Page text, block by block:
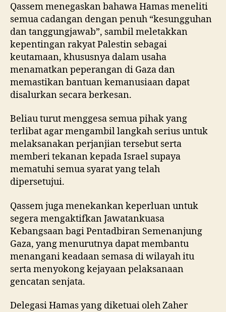
Qassem menegaskan bahawa Hamas meneliti
semua cadangan dengan penuh “kesungguhan
dan tanggungjawab”, sambil meletakkan
kepentingan rakyat Palestin sebagai
keutamaan, khususnya dalam usaha
menamatkan peperangan di Gaza dan
memastikan bantuan kemanusiaan dapat
disalurkan secara berkesan.
Beliau turut menggesa semua pihak yang
terlibat agar mengambil langkah serius untuk
melaksanakan perjanjian tersebut serta
memberi tekanan kepada Israel supaya
mematuhi semua syarat yang telah
dipersetujui.
Qassem juga menekankan keperluan untuk
segera mengaktifkan Jawatankuasa
Kebangsaan bagi Pentadbiran Semenanjung
Gaza, yang menurutnya dapat membantu
menangani keadaan semasa di wilayah itu
serta menyokong kejayaan pelaksanaan
gencatan senjata.
Delegasi Hamas yang diketuai oleh Zaher